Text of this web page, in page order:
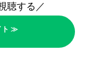
聴する／
ト ≫